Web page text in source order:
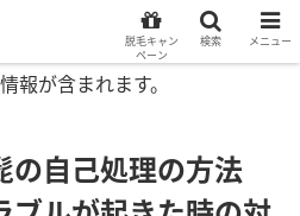
報が含まれます。
の自己処理の方法
脱毛キャン
ペーン
検索 メニュー